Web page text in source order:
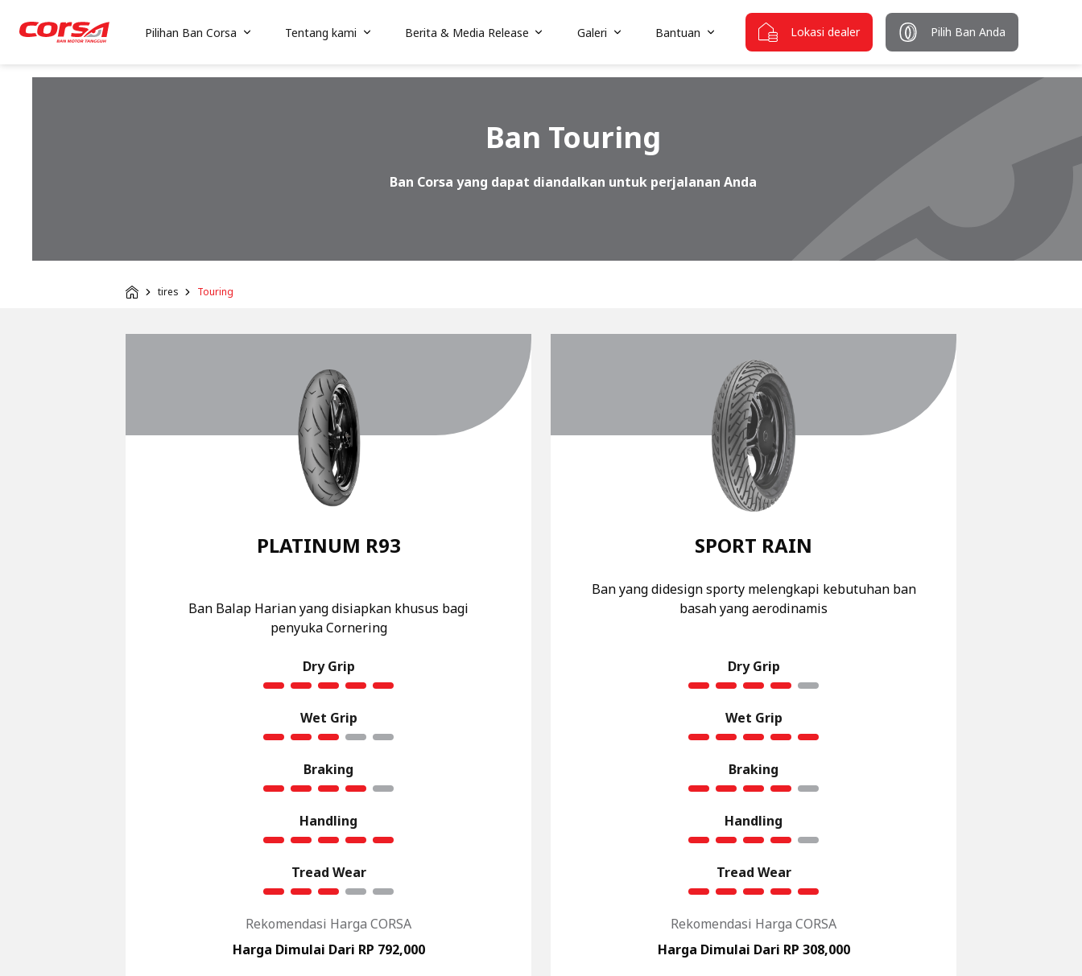
Pilihan Ban Corsa Tentang kami Berita & Media Release Galeri Bantuan Lokasi dealer Pilih Ban Anda
Ban Touring
Ban Corsa yang dapat diandalkan untuk perjalanan Anda
tires Touring
PLATINUM R93
Ban Balap Harian yang disiapkan khusus bagi
penyuka Cornering
Dry Grip
Wet Grip
Braking
Handling
Tread Wear
Rekomendasi Harga CORSA
Harga Dimulai Dari RP 792,000
SPORT RAIN
Ban yang didesign sporty melengkapi kebutuhan ban
basah yang aerodinamis
Dry Grip
Wet Grip
Braking
Handling
Tread Wear
Rekomendasi Harga CORSA
Harga Dimulai Dari RP 308,000